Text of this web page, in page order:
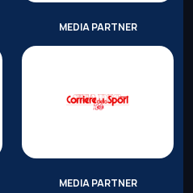
MEDIA PARTNER
MEDIA PARTNER